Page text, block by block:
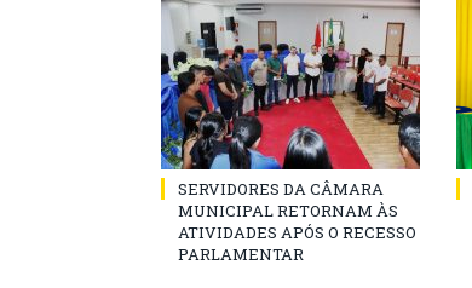
SERVIDORES DA CÂMARA
MUNICIPAL RETORNAM ÀS
ATIVIDADES APÓS O RECESSO
PARLAMENTAR